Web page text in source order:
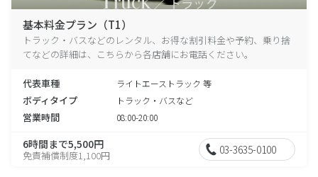
基本料金プラン（T1）
トラック・バスなどのレンタル、お得な割引料金や予約、乗り捨
てなどの詳細は、こちらから各店舗にお電話ください。
代表車種 ライトエーストラック 等
ボディタイプ トラック・バスなど
営業時間 08:00-20:00
6時間まで5,500円
免責補償制度1,100円 03-3635-0100